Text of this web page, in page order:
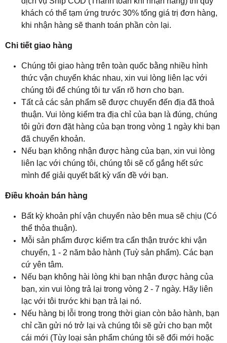
khách có thể tạm ứng trước 30% tổng giá trị đơn hàng,
khi nhận hàng sẽ thanh toán phần còn lại.
Chi tiết giao hàng
Chúng tôi giao hàng trên toàn quốc bằng nhiều hình
thức vận chuyển khác nhau, xin vui lòng liên lạc với
chúng tôi để chúng tôi tư vấn rõ hơn cho bạn.
Tất cả các sản phẩm sẽ được chuyển đến địa đã thoả
thuận. Vui lòng kiểm tra địa chỉ của bạn là đúng, chúng
tôi gửi đơn đặt hàng của bạn trong vòng 1 ngày khi bạn
đã chuyển khoản.
Nếu bạn không nhận được hàng của bạn, xin vui lòng
liên lạc với chúng tôi, chúng tôi sẽ cố gắng hết sức
mình để giải quyết bất kỳ vấn đề với bạn.
Điều khoản bán hàng
Bất kỳ khoản phí vận chuyển nào bên mua sẽ chịu (Có
thể thỏa thuận).
Mỗi sản phẩm được kiểm tra cẩn thận trước khi vận
chuyển, 1 - 2 năm bảo hành (Tuỳ sản phẩm). Các bạn
cứ yên tâm.
Nếu bạn không hài lòng khi bạn nhận được hàng của
bạn, xin vui lòng trả lại trong vòng 2 - 7 ngày. Hãy liên
lạc với tôi trước khi bạn trả lại nó.
Nếu hàng bị lỗi trong trong thời gian còn bảo hành, bạn
chỉ cần gửi nó trở lại và chúng tôi sẽ gửi cho bạn một
cái mới (Tùy loại sản phẩm chúng tôi sẽ đổi mới hoặc